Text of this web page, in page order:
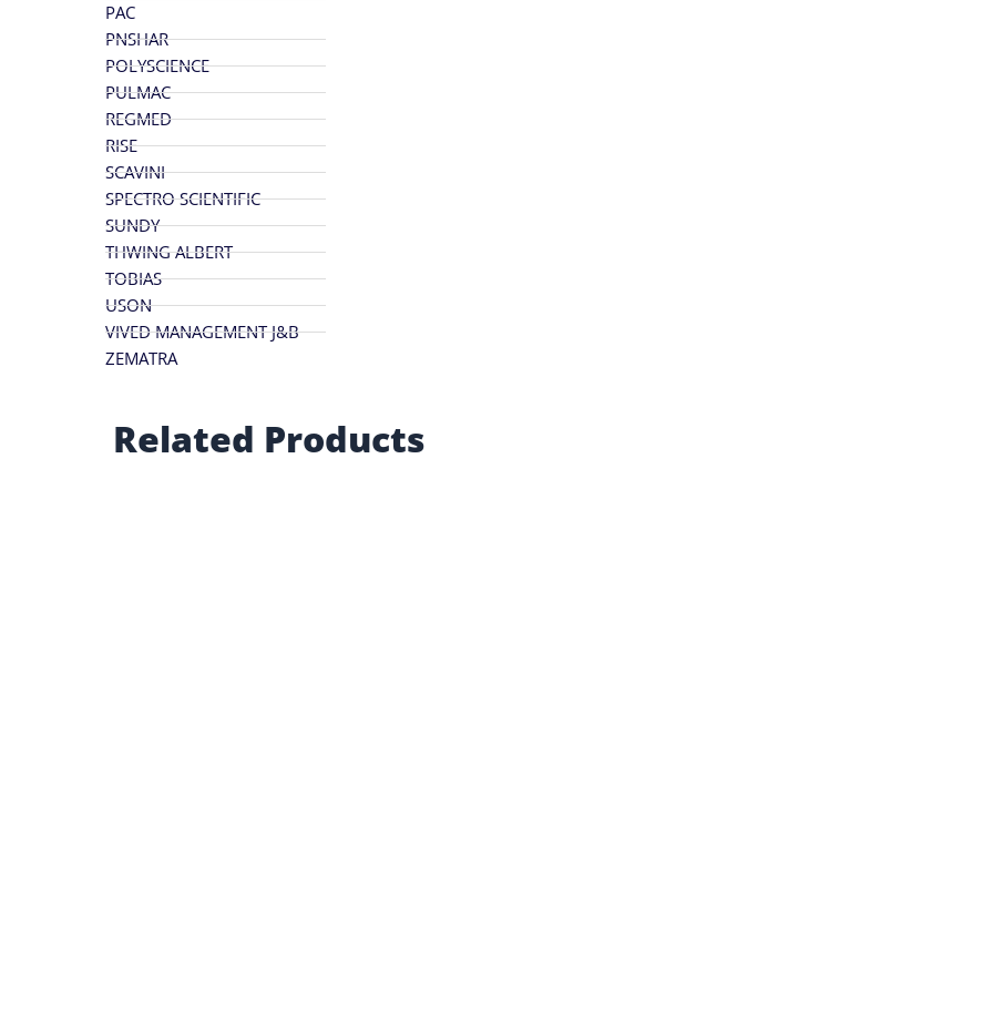
PAC
PNSHAR
POLYSCIENCE
PULMAC
REGMED
RISE
SCAVINI
SPECTRO SCIENTIFIC
SUNDY
THWING ALBERT
TOBIAS
USON
VIVED MANAGEMENT J&B
ZEMATRA
Related Products